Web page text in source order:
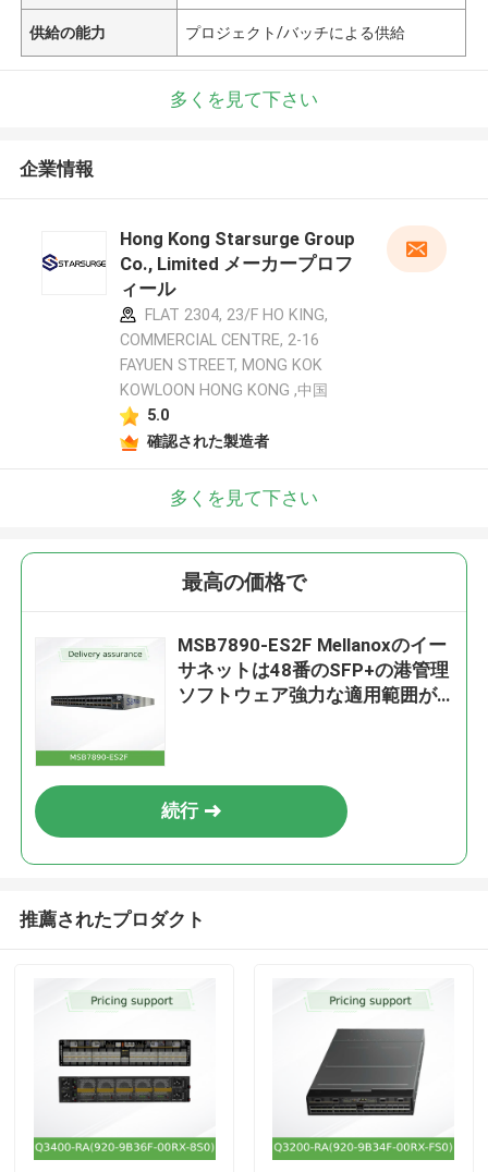
供給の能力 プロジェクト/バッチによる供給
多くを見て下さい
企業情報
Hong Kong Starsurge Group
Co., Limited メーカープロフ
ィール
FLAT 2304, 23/F HO KING,
COMMERCIAL CENTRE, 2-16
FAYUEN STREET, MONG KOK
KOWLOON HONG KONG ,中国
5.0
確認された製造者
多くを見て下さい
最高の価格で
MSB7890-ES2F Mellanoxのイー
サネットは48番のSFP+の港管理
ソフトウェア強力な適用範囲が
続行
推薦されたプロダクト